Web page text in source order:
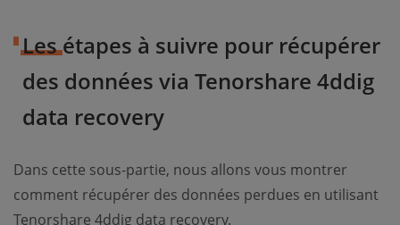
Les étapes à suivre pour récupérer
des données via Tenorshare 4ddig
data recovery
Dans cette sous-partie, nous allons vous montrer
comment récupérer des données perdues en utilisant
Tenorshare 4ddig data recovery.